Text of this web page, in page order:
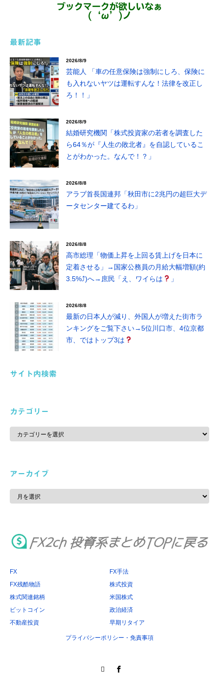
ブックマークが欲しいなぁ
(‘ω’)ノ
最新記事
2026/8/9
芸能人 「車の任意保険は強制にしろ、保険に
も入れないヤツは運転すんな！法律を改正し
ろ！！」
2026/8/9
結婚研究機関「株式投資家の若者を調査した
ら64％が『人生の敗北者』を自認しているこ
とがわかった。なんで！？」
2026/8/8
アラブ首長国連邦「秋田市に2兆円の超巨大デ
ータセンター建てるわ」
2026/8/8
高市総理「物価上昇を上回る賃上げを日本に
定着させる」→国家公務員の月給大幅増額(約
3.5%⤴)へ→庶民「え、ワイらは
」
2026/8/8
最新の日本人が減り、外国人が増えた街市ラ
ンキングをご覧下さい→5位川口市、4位京都
市、ではトップ3は
サイト内検索
カテゴリー
カ
ゴ
アーカイブ
ア
カ
FX
FX手法
FX残酷物語
株式投資
株式関連銘柄
米国株式
ビットコイン
政治経済
不動産投資
早期リタイア
プライバシーポリシー・免責事項